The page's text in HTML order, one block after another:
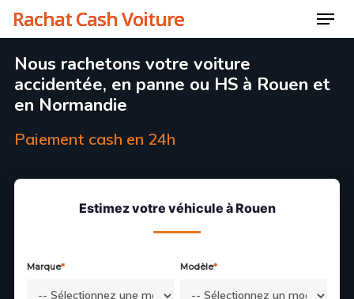
Skip
to
main
content
Rachat Cash Voiture Menu
Nous rachetons votre voiture
accidentée, en panne ou HS à Rouen et
en Normandie
Paiement cash en 24h
Estimez votre véhicule à Rouen
Marque* Modèle*
Menu